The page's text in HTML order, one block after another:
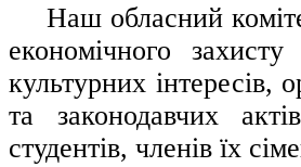
Наш обласний
економічного
культурних інтересів,
та законодавчих
студентів, членів їх